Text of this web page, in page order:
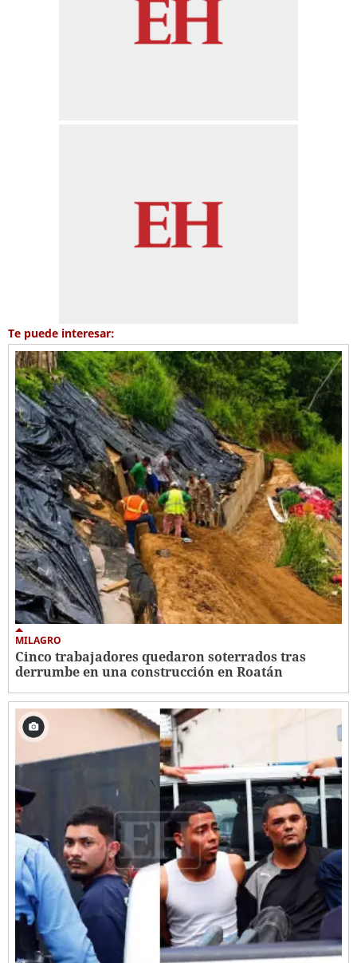
Te puede interesar:
MILAGRO
Cinco trabajadores quedaron soterrados tras
derrumbe en una construcción en Roatán